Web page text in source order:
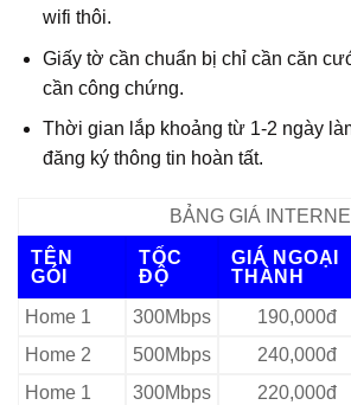
wifi thôi.
Giấy tờ cần chuẩn bị chỉ cần căn
cần công chứng.
Thời gian lắp khoảng từ 1-2 ngày
đăng ký thông tin hoàn tất.
BẢNG GIÁ
TÊN
GÓI
TỐC
ĐỘ
GIÁ NGOẠI
THÀNH
Home 1
300Mbps 190,000đ
Home 2
500Mbps 240,000đ
Home 1
300Mbps 220,000đ